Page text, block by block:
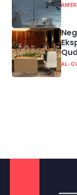
AL-